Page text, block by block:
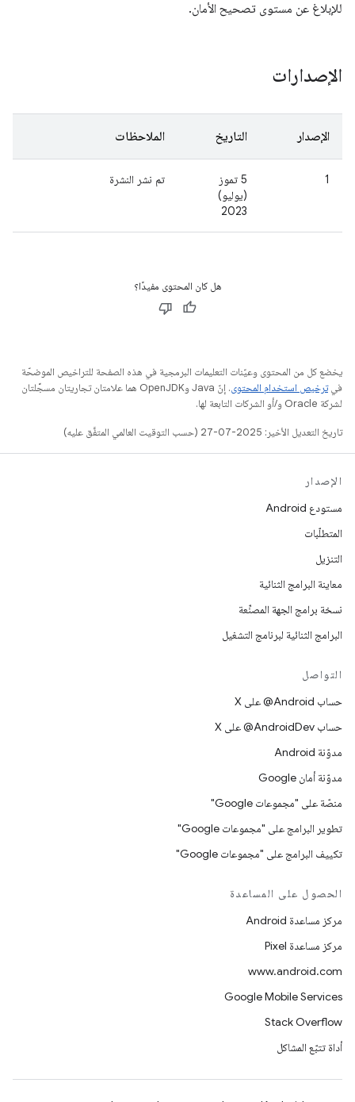
للإبلاغ عن مستوى تصحيح الأمان.
الإصدارات
الإصدار التاريخ الملاحظات
1
5 تموز
(يوليو)
2023
تم نشر النشرة
هل كان المحتوى مفيدًا؟
يخضع كل من المحتوى وعيّنات التعليمات البرمجية في هذه الصفحة للتراخيص الموضحّة
فيترخيص استخدام المحتوى
. إنّ Java وOpenJDK هما علامتان تجاريتان مسجَّلتان
لشركة Oracle و/أو الشركات التابعة لها.
تاريخ التعديل الأخير: 2025-07-27 (حسب التوقيت العالمي المتفَّق عليه)
الإصدار
مستودع Android
المتطلّبات
التنزيل
معاينة البرامج الثنائية
نسخة برامج الجهة المصنِّعة
البرامج الثنائية لبرنامج التشغيل
التواصل
حساب ‎@Android على X
حساب ‎@AndroidDev على X
مدوّنة Android
مدوّنة أمان Google
منصّة على "مجموعات Google"
تطوير البرامج على "مجموعات Google"
تكييف البرامج على "مجموعات Google"
الحصول على المساعدة
مركز مساعدة Android
مركز مساعدة Pixel
www.android.com
Google Mobile Services
Stack Overflow
أداة تتبّع المشاكل